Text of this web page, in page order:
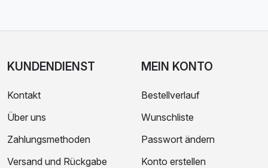
KUNDENDIENST
Kontakt
Über uns
Zahlungsmethoden
Versand und Rückgabe
MEIN KONTO
Bestellverlauf
Wunschliste
Passwort ändern
Konto erstellen